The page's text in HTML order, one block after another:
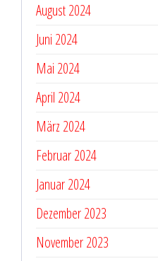
August 2024
Juni 2024
Mai 2024
April 2024
März 2024
Februar 2024
Januar 2024
Dezember 2023
November 2023